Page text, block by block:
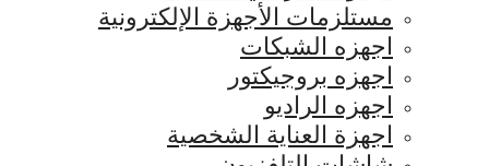
مستلزمات الأجهزة الإلكترونية
اجهزه الشبكات
اجهزه بروجيكتور
اجهزه الراديو
اجهزة العناية الشخصية